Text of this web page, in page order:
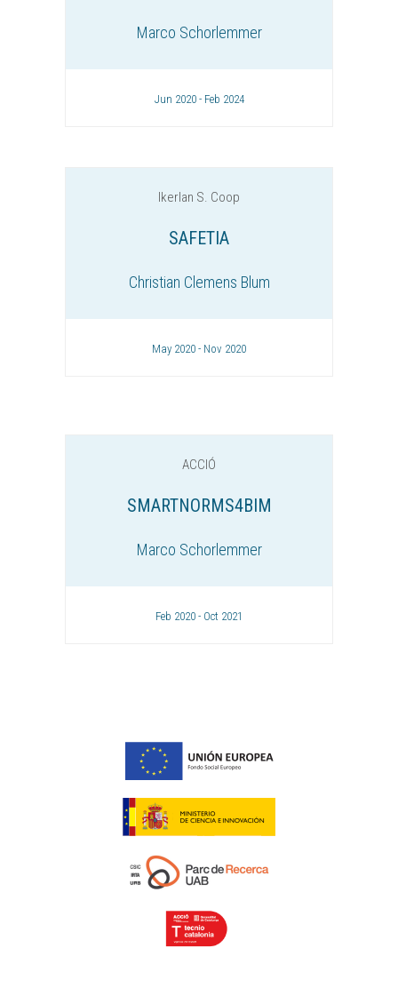
Marco Schorlemmer
Jun 2020 - Feb 2024
Ikerlan S. Coop
SAFETIA
Christian Clemens Blum
May 2020 - Nov 2020
ACCIÓ
SMARTNORMS4BIM
Marco Schorlemmer
Feb 2020 - Oct 2021